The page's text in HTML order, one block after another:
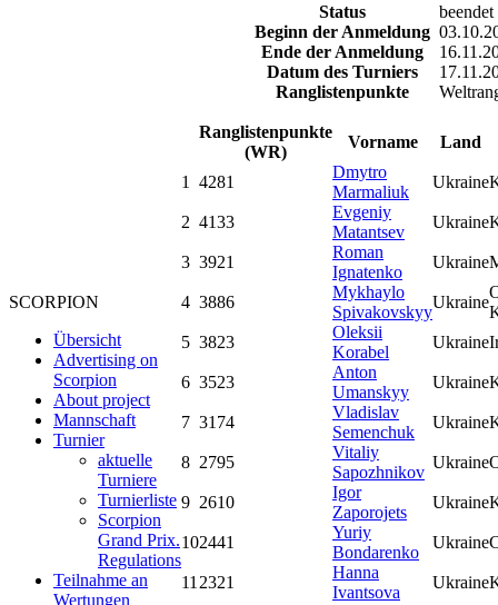
SCORPION
Übersicht
Advertising on
Scorpion
About project
Mannschaft
Turnier
aktuelle
Turniere
Turnierliste
Scorpion
Grand Prix.
Regulations
Teilnahme an
Wertungen
Status
beendet
Beginn der Anmeldung
Ende der Anmeldung
Datum des Turniers
Ranglistenpunkte
Ranglistenpunkte
(WR)
Vorname Land
1 4281
Dmytro
Marmaliuk
Ukraine
2 4133
Evgeniy
Matantsev
Ukraine
3 3921
Roman
Ignatenko
Ukraine
4 3886
Mykhaylo
Spivakovskyy
Ukraine
5 3823
Oleksii
Korabel
Ukraine
6 3523
Anton
Umanskyy
Ukraine
7 3174
Vladislav
Semenchuk
Ukraine
8 2795
Vitaliy
Sapozhnikov
Ukraine
9 2610
Igor
Zaporojets
Ukraine
102441
Yuriy
Bondarenko
Ukraine
11 2321
Hanna
Ivantsova
Ukraine